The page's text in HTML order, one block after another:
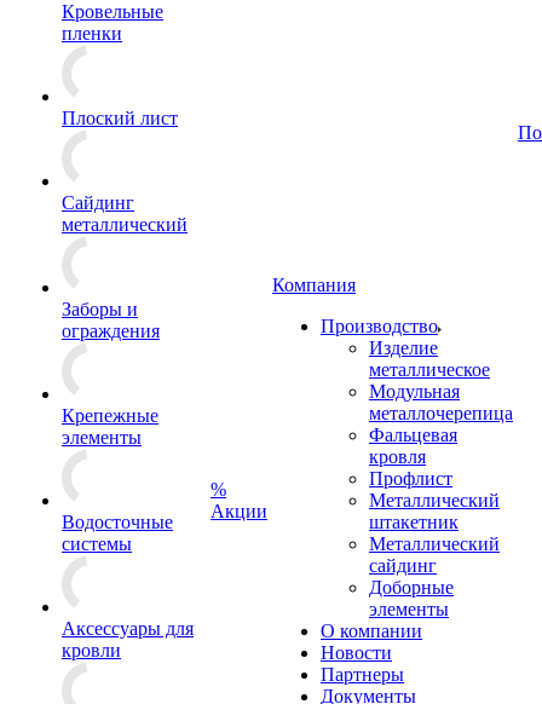
Кровельные
пленки
Плоский лист
Сайдинг
металлический
Заборы и
ограждения
Крепежные
элементы
Водосточные
системы
Аксессуары для
кровли
%
Акции
Компания
Производство
Изделие
металлическое
Модульная
металлочерепица
Фальцевая
кровля
Профлист
Металлический
штакетник
Металлический
сайдинг
Доборные
элементы
О компании
Новости
Партнеры
Документы